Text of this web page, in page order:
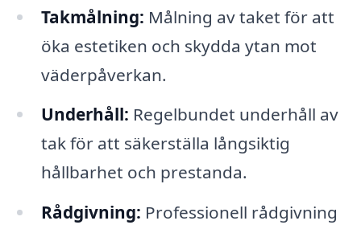
Takmålning: Målning av taket för att
öka estetiken och skydda ytan mot
väderpåverkan.
Underhåll: Regelbundet underhåll av
tak för att säkerställa långsiktig
hållbarhet och prestanda.
Rådgivning: Professionell rådgivning